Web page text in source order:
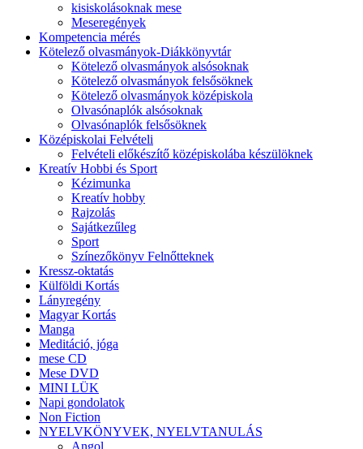
kisiskolásoknak mese
Meseregények
Kompetencia mérés
Kötelező olvasmányok-Diákkönyvtár
Kötelező olvasmányok alsósoknak
Kötelező olvasmányok felsősöknek
Kötelező olvasmányok középiskola
Olvasónaplók alsósoknak
Olvasónaplók felsősöknek
Középiskolai Felvételi
Felvételi előkészítő középiskolába készülöknek
Kreatív Hobbi és Sport
Kézimunka
Kreatív hobby
Rajzolás
Sajátkezűleg
Sport
Színezőkönyv Felnőtteknek
Kressz-oktatás
Külföldi Kortás
Lányregény
Magyar Kortás
Manga
Meditáció, jóga
mese CD
Mese DVD
MINI LÜK
Napi gondolatok
Non Fiction
NYELVKÖNYVEK, NYELVTANULÁS
Angol